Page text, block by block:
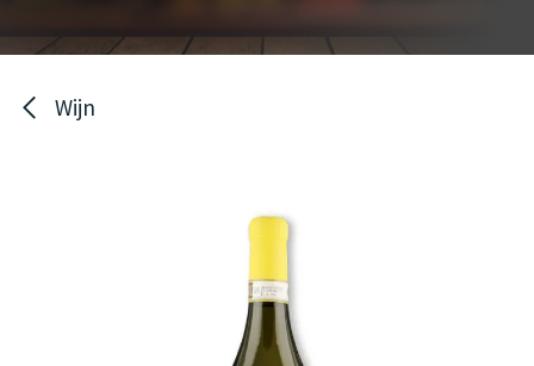
Wijn